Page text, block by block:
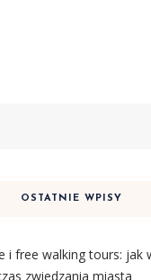
OSTATNIE WPISY
i free walking tours: jak
zwiedzania miasta